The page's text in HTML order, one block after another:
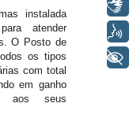
instalada
atender
O Posto de
os tipos
com total
em ganho
aos seus
Voz